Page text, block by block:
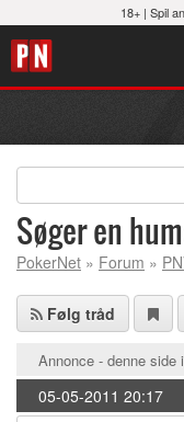
18+ | Spil
Søger en
PokerNet » Forum »
Følg tråd
Annonce - denne side
05-05-2011 20:17